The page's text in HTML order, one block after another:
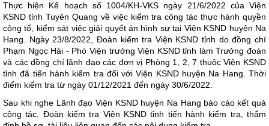
Thực hiện Kế hoạch số 1004/KH-VKS ngày 21/6/2022 của Viện
KSND tỉnh Tuyên Quang về việc kiểm tra công tác thực hành quyền
công tố, kiểm sát việc giải quyết án hình sự tại Viện KSND huyện Na
Hang. Ngày 23/8/2022, Đoàn kiểm tra Viện KSND tỉnh do đồng chí
Phạm Ngọc Hải - Phó Viện trưởng Viện KSND tỉnh làm Trưởng đoàn
và các đồng chí lãnh đạo các đơn vị Phòng 1, 2, 7 thuộc Viện KSND
tỉnh đã tiến hành kiểm tra đối với Viện KSND huyện Na Hang. Thời
điểm kiểm tra từ ngày 01/12/2021 đến ngày 30/6/2022.
Sau khi nghe Lãnh đạo Viện KSND huyện Na Hang báo cáo kết quả
công tác. Đoàn kiểm tra Viện KSND tỉnh tiến hành kiểm tra, thẩm